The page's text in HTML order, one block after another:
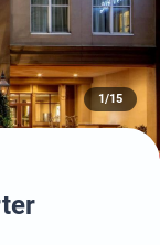
1/15